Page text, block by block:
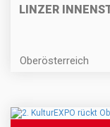
LINZER
Oberösterreich